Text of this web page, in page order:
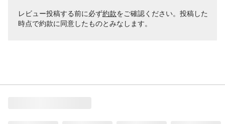
レビュー投稿する前に必ず約款をご確認ください。投稿した
時点で約款に同意したものとみなします。